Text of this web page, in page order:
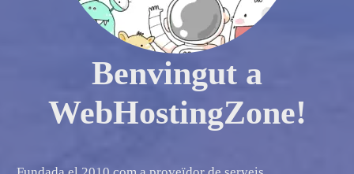
Benvingut a
WebHostingZone!